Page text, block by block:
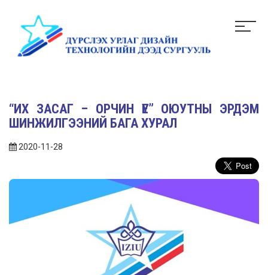
“ИХ ЗАСАГ – ОРЧИН ҮЕ” ОЮУТНЫ ЭРДЭМ
ШИНЖИЛГЭЭНИЙ БАГА ХУРАЛ
2020-11-28